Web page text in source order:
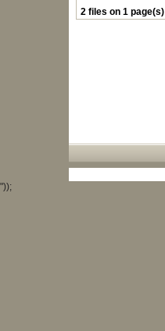
2 files on 1 page(s)
"));